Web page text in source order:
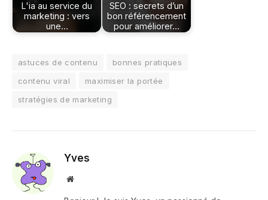
L'ia au service du
marketing : vers
une…
SEO : secrets d’un
bon référencement
pour améliorer…
astuces de contenu
bonnes pratiques
contenu viral
maximiser la portée
stratégies de marketing
Yves
Site